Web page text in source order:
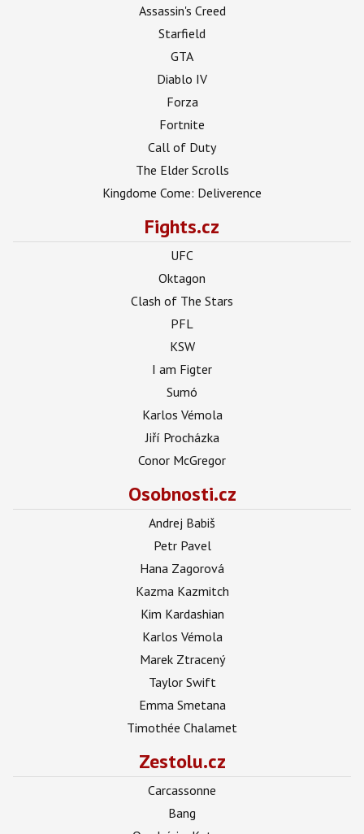
Assassin's Creed
Starfield
GTA
Diablo IV
Forza
Fortnite
Call of Duty
The Elder Scrolls
Kingdome Come: Deliverence
Fights.cz
UFC
Oktagon
Clash of The Stars
PFL
KSW
I am Figter
Sumó
Karlos Vémola
Jiří Procházka
Conor McGregor
Osobnosti.cz
Andrej Babiš
Petr Pavel
Hana Zagorová
Kazma Kazmitch
Kim Kardashian
Karlos Vémola
Marek Ztracený
Taylor Swift
Emma Smetana
Timothée Chalamet
Zestolu.cz
Carcassonne
Bang